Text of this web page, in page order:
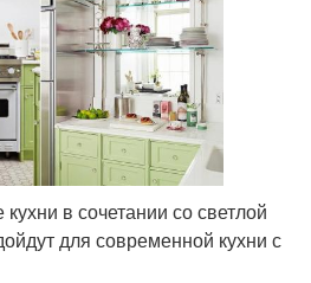
в сочетании со светлой
для современной кухни с